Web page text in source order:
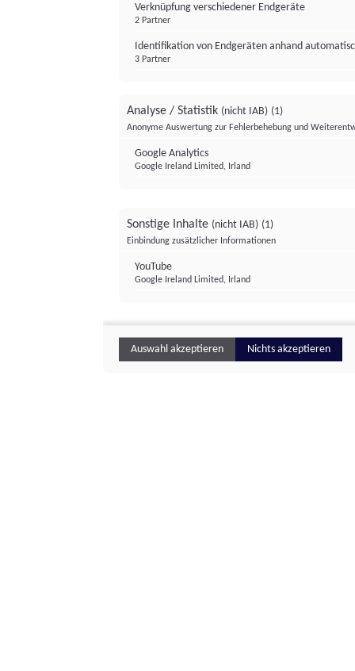
Verknüpfung verschiedener Endgeräte
2 Partner
Identifikation von Endgeräten anhand
3 Partner
Analyse / Statistik (nicht IAB) (1)
Anonyme Auswertung zur Fehlerbehebung und
Google Analytics
Google Ireland Limited, Irland
Sonstige Inhalte (nicht IAB) (1)
Einbindung zusätzlicher Informationen
YouTube
Google Ireland Limited, Irland
Auswahl akzeptieren Nichts akzeptieren